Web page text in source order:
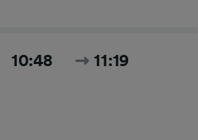
10:48 11:19